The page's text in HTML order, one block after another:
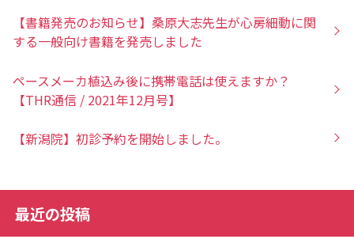
【書籍発売のお知らせ】桑原大志先生が心房細動に関
する一般向け書籍を発売しました
ペースメーカ植込み後に携帯電話は使えますか？
【THR通信 / 2021年12月号】
【新潟院】初診予約を開始しました。
最近の投稿